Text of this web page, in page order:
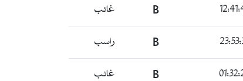
B غائب
B راسب
B غائب